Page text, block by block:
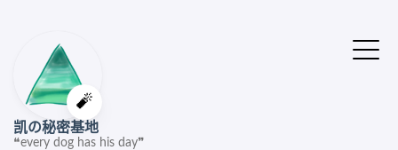
🧨
凯の秘密基地
❝every dog has his day❞